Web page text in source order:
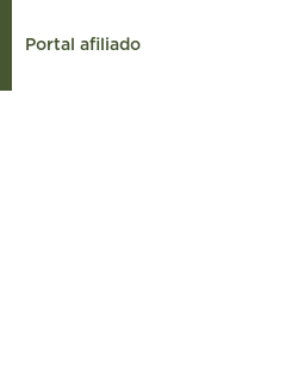
Portal afiliado